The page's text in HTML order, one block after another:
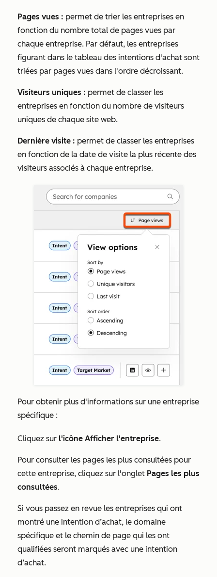
Pages vues : permet de trier les entreprises en
fonction du nombre total de pages vues par
chaque entreprise. Par défaut, les entreprises
figurant dans le tableau des intentions d'achat sont
triées par pages vues dans l'ordre décroissant.
Visiteurs uniques : permet de classer les
entreprises en fonction du nombre de visiteurs
uniques de chaque site web.
Dernière visite : permet de classer les entreprises
en fonction de la date de visite la plus récente des
visiteurs associés à chaque entreprise.
Pour obtenir plus d'informations sur une entreprise
spécifique :
Cliquez sur l'icône Afficher l'entreprise.
Pour consulter les pages les plus consultées pour
cette entreprise, cliquez sur l'onglet Pages les plus
consultées.
Si vous passez en revue les entreprises qui ont
montré une intention d’achat, le domaine
spécifique et le chemin de page qui les ont
qualifiées seront marqués avec une intention
d’achat.